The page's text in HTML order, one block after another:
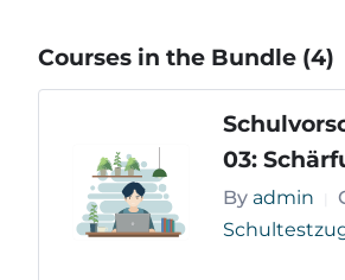
Courses in the Bundle (4)
03:
er mit
By admin